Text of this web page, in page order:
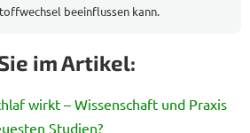
beeinflussen kann.
im Artikel:
wirkt – Wissenschaft und Praxis
Studien?